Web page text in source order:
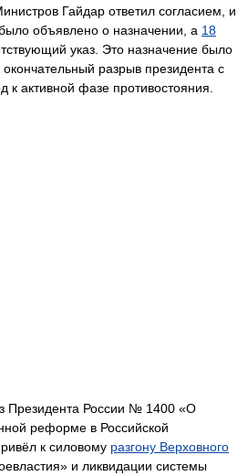
Гайдар ответил согласием, и
объявлено о назначении, а 18
указ. Это назначение было
разрыв президента с
к активной фазе противостояния.
Президента России № 1400 «О
реформе в Российской
к силовому разгону Верховного
и ликвидации системы